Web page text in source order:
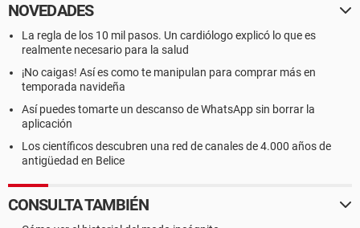
NOVEDADES
La regla de los 10 mil pasos. Un cardiólogo explicó lo que es
realmente necesario para la salud
¡No caigas! Así es como te manipulan para comprar más en
temporada navideña
Así puedes tomarte un descanso de WhatsApp sin borrar la
aplicación
Los científicos descubren una red de canales de 4.000 años de
antigüedad en Belice
CONSULTA TAMBIÉN